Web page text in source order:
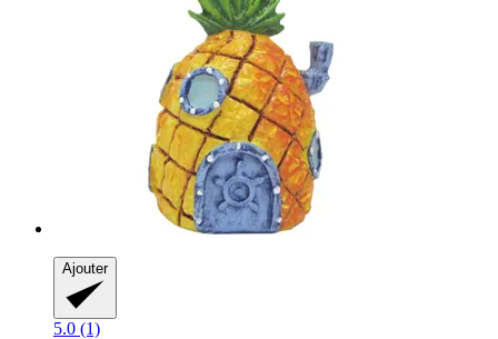
Ajouter
5.0 (1)